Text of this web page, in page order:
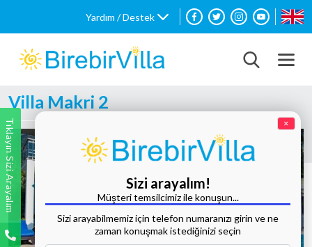
Yardım / Destek
Villa Makri 2
Tıklayın Sizi Arayalım ×
Sizi arayalım!
Müşteri temsilcimiz ile konuşun...
Sizi arayabilmemiz için telefon numaranızı girin ve ne
zaman konuşmak istediğinizi seçin